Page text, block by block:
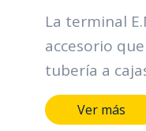
La terminal
accesorio
tubería a
Sus
en laVer más